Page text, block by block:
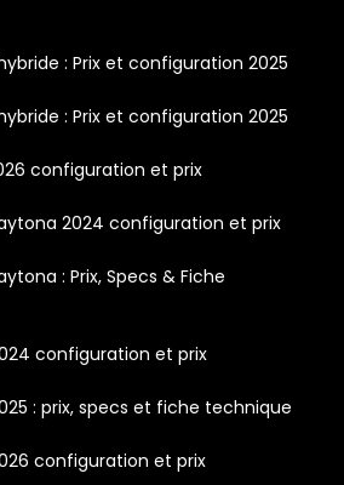
: Prix et configuration 2025
: Prix et configuration 2025
configuration et prix
2024 configuration et prix
: Prix, Specs & Fiche
configuration et prix
: prix, specs et fiche technique
configuration et prix